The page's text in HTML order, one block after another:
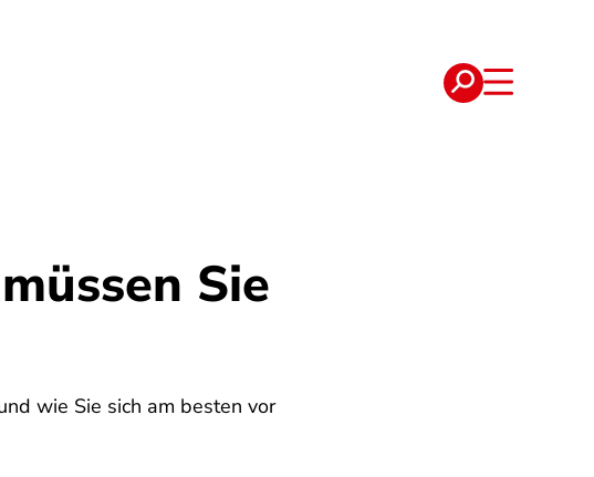
Sie
wie Sie sich am besten vor